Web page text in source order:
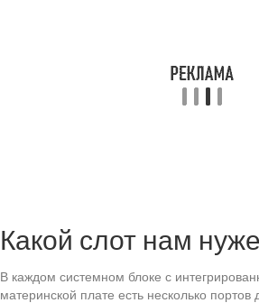
Какой слот нам
В каждом системном блоке с
материнской плате есть несколько